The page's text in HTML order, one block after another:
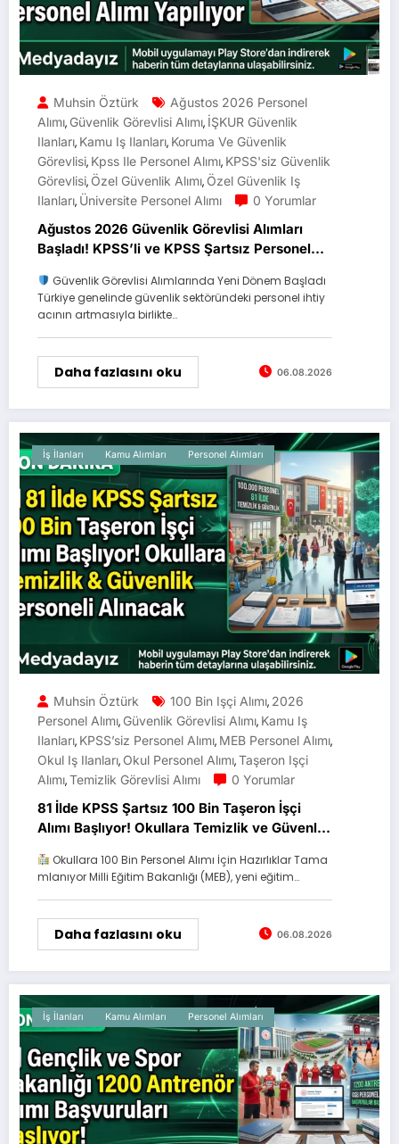
Muhsin Öztürk
Ağustos 2026 Personel
Alımı, Güvenlik Görevlisi Alımı, İŞKUR Güvenlik
Ilanları, Kamu Iş Ilanları, Koruma Ve Güvenlik
Görevlisi, Kpss Ile Personel Alımı, KPSS'siz Güvenlik
Görevlisi, Özel Güvenlik Alımı, Özel Güvenlik Iş
Ilanları, Üniversite Personel Alımı 0 Yorumlar
Ağustos 2026 Güvenlik Görevlisi Alımları
Başladı! KPSS’li ve KPSS Şartsız Personel
Güvenlik Görevlisi Alımlarında Yeni Dönem Başladı
Türkiye genelinde güvenlik sektöründeki personel ihtiy
acının artmasıyla birlikte…
Daha fazlasını oku 06.08.2026
İş İlanları Kamu Alımları Personel Alımları
Muhsin Öztürk 100 Bin Işçi Alımı, 2026
Personel Alımı, Güvenlik Görevlisi Alımı, Kamu Iş
Ilanları, KPSS’siz Personel Alımı, MEB Personel Alımı,
Okul Iş Ilanları, Okul Personel Alımı,Taşeron Işçi
Alımı,Temizlik Görevlisi Alımı 0 Yorumlar
81 İlde KPSS Şartsız 100 Bin Taşeron İşçi
Alımı Başlıyor! Okullara Temizlik ve Güvenlik
Okullara 100 Bin Personel Alımı İçin Hazırlıklar Tama
mlanıyor Milli Eğitim Bakanlığı (MEB), yeni eğitim…
Daha fazlasını oku 06.08.2026
İş İlanları Kamu Alımları Personel Alımları